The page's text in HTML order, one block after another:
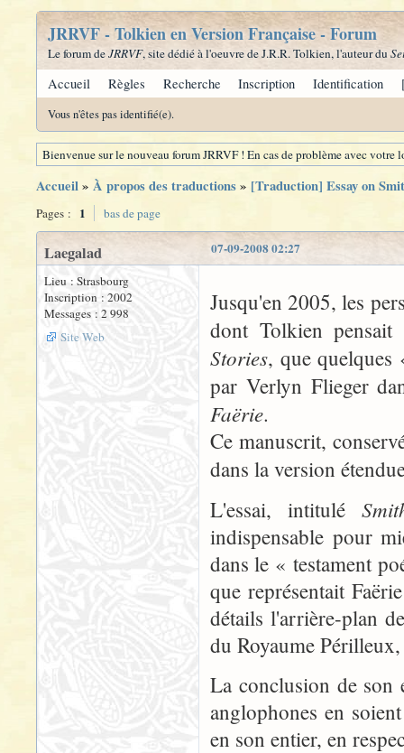
JRRVF - Tolkien en Version Française - Forum
Le forum deJRRVF, site dédié à l'oeuvre de J.R.R. Tolkien, l'auteur du
Accueil Règles Recherche Inscription Identification
Vous n'êtes pas identifié(e).
Bienvenue sur le nouveau forum JRRVF ! En cas de problème avec
Accueil» À propos des traductions» [Traduction] Essay on
Pages : 1 bas de page
07-09-2008 02:27
Laegalad
Lieu : Strasbourg
Inscription : 2002
Messages : 2 998
Site Web
Jusqu'en 2005, les
dont Tolkien
Stories, que quelques
par Verlyn Flieger
Faërie.
Ce manuscrit,
dans la version
L'essai, intitulé
indispensable pour
dans le « testament
que représentait
détails l'arrière-plan
du Royaume
La conclusion de son
anglophones en
en son entier, en